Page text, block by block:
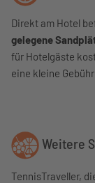
Direkt am Hotel
gelegene
für Hotelgäste
eine kleine
Weitere
TennisTraveller,